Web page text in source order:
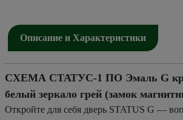
Описание и Характеристики
СХЕМА СТАТУС-1 ПО Эмаль G
белый зеркало грей (замок
Откройте для себя дверь STATUS G —